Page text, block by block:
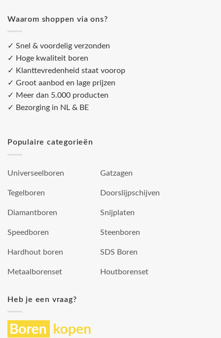
Waarom shoppen via ons?
✓ Snel & voordelig verzonden
✓ Hoge kwaliteit boren
✓ Klanttevredenheid staat voorop
✓ Groot aanbod en lage prijzen
✓ Meer dan 5.000 producten
✓ Bezorging in NL & BE
Populaire categorieën
Universeelboren
Tegelboren
Diamantboren
Speedboren
Hardhout boren
Metaalborenset
Gatzagen
Doorslijpschijven
Snijplaten
Steenboren
SDS Boren
Houtborenset
Heb je een vraag?